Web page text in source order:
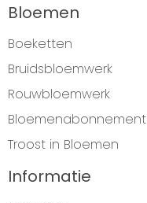
Bloemen
Boeketten
Bruidsbloemwerk
Rouwbloemwerk
Bloemenabonnement
Troost in Bloemen
Informatie